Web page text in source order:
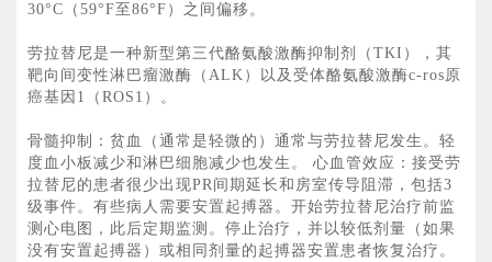
30°C（59°F至86°F）之间偏移。
劳拉替尼是一种新型第三代酪氨酸激酶抑制剂（TKI），其
靶向间变性淋巴瘤激酶（ALK）以及受体酪氨酸激酶c-ros原
癌基因1（ROS1）。
骨髓抑制：贫血（通常是轻微的）通常与劳拉替尼发生。轻
度血小板减少和淋巴细胞减少也发生。 心血管效应：接受劳
拉替尼的患者很少出现PR间期延长和房室传导阻滞，包括3
级事件。有些病人需要安置起搏器。开始劳拉替尼治疗前监
测心电图，此后定期监测。停止治疗，并以较低剂量（如果
没有安置起搏器）或相同剂量的起搏器安置患者恢复治疗。